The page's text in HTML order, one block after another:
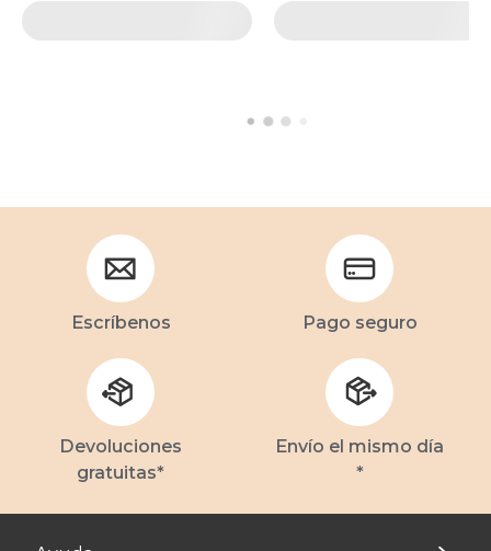
Escríbenos Pago seguro
Devoluciones
gratuitas*
Envío el mismo día
*